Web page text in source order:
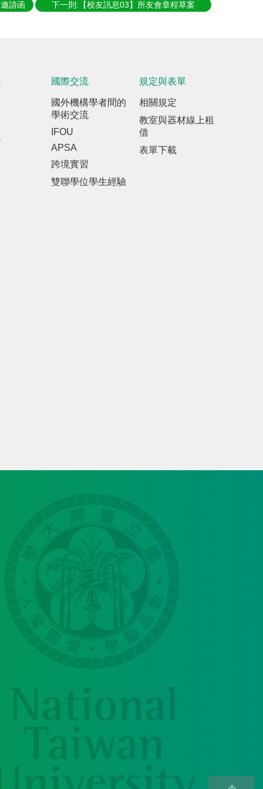
請函 下一則:【校友訊息03】所友會章程草案
國際交流
國外機構學者間的
學術交流
IFOU
APSA
跨境實習
雙聯學位學生經驗
規定與表單
相關規定
教室與器材線上租
借
表單下載